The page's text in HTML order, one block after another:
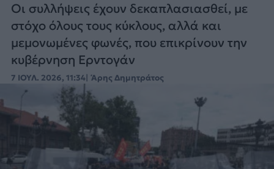
Οι συλλήψεις έχουν δεκαπλασιασθεί, με
στόχο όλους τους κύκλους, αλλά και
μεμονωμένες φωνές, που επικρίνουν την
κυβέρνηση Ερντογάν
7 ΙΟΥΛ. 2026, 11:34 Άρης Δημητράτος